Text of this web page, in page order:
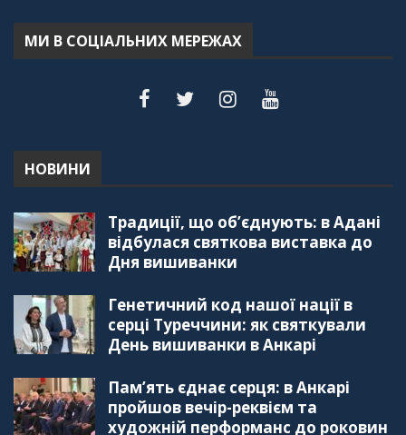
МИ В СОЦІАЛЬНИХ МЕРЕЖАХ
НОВИНИ
Традиції, що об’єднують: в Адані
відбулася святкова виставка до
Дня вишиванки
Генетичний код нашої нації в
серці Туреччини: як святкували
День вишиванки в Анкарі
Пам’ять єднає серця: в Анкарі
пройшов вечір-реквієм та
художній перформанс до роковин